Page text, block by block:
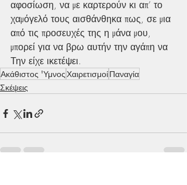
αφοσίωση, να με καρτερούν κι απ’ το
χαμόγελό τους αισθάνθηκα πως, σε μια
από τις προσευχές της η μάνα μου,
μπορεί για να βρω αυτήν την αγάπη να
Την είχε ικετέψει.
Ακάθιστος 'ΥμνοςΧαιρετισμοίΠαναγία
Σκέψεις